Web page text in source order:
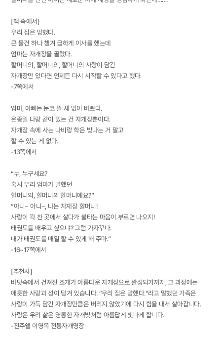
[책 속에서]
우리 집은 망했다.
큰 물건 하나 챙겨 급하게 이사를 했는데
엄마는 자개장을 골랐다.
할머니의, 할머니의, 할머니의 사랑이 담긴
자개장만 있다면 언제든 다시 시작할 수 있다고 했다.
-7쪽에서
엄마, 아빠는 눈코 뜰 새 없이 바쁘다.
온종일 나랑 같이 있는 건 자개장뿐이다.
자개장 속에 사는 나비랑 학은 빛나는 거 말고
할 수 있는 게 없다.
-13쪽에서
“누, 누구세요?
혹시 우리 엄마가 말했던
할머니의, 할머니의 할머니예요?”
“아니~ 아니~, 나는 자재장 할머니!
사랑이 꽉 찬 곳에서 살다가 불타는 마음이 부르면 나오지!
태권도를 배우고 싶으냐? 그럼 가자꾸나.
내가 태권도를 매일 할 수 있게 해 주마.”
-16~17쪽에서
[추천사]
바닷속에서 건져진 조개가 아름다운 자개장으로 완성되기까지, 그 과정에는
애틋한 사랑과 성이 담겨 있습니다. “우리 집은 망했다.”라고 말했던 가족은
사랑이 가득 담긴 자개장만큼은 버리지 않았기에 다시 힘을 내서 살아갑니다.
사랑은 우리 삶은 영롱한 자개빛처럼 아름답게 빛나게 합니다.
-진주쉘 이영옥 전통자개명장